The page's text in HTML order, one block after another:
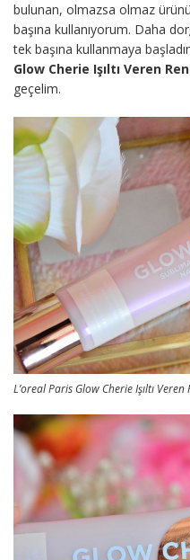
bulunan, olmazsa olmaz
başına kullanıyorum. Daha
tek başına kullanmaya
Glow Cherie Işıltı Veren
geçelim.
L’oreal Paris Glow Cherie Işıltı